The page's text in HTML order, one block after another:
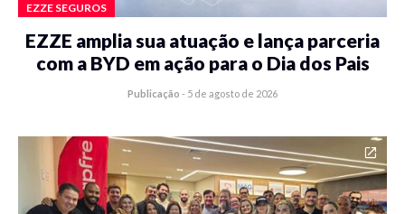
EZZE SEGUROS
EZZE amplia sua atuação e lança parceria
com a BYD em ação para o Dia dos Pais
Publicação - 5 de agosto de 2026